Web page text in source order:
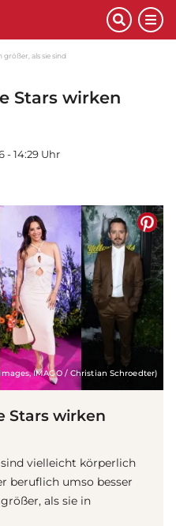
größer, als sie sind
Stars wirken
- 14:29 Uhr
IMAGO / Christian Schroedter)
Stars wirken
sind vielleicht körperlich
beruflich umso besser
als sie in